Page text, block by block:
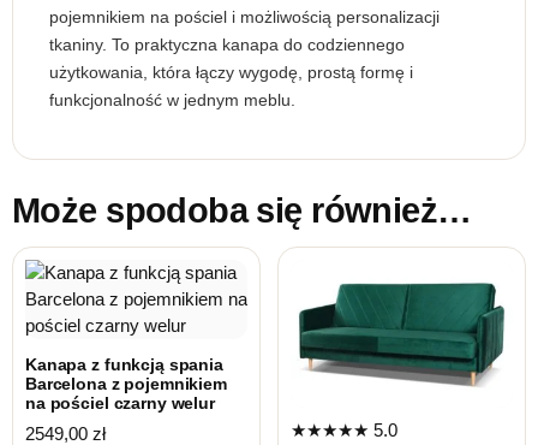
pojemnikiem na pościel i możliwością personalizacji
tkaniny. To praktyczna kanapa do codziennego
użytkowania, która łączy wygodę, prostą formę i
funkcjonalność w jednym meblu.
Może spodoba się również…
Kanapa z funkcją spania
Barcelona z pojemnikiem
na pościel czarny welur
2549,00 zł ★★★★★ 5.0